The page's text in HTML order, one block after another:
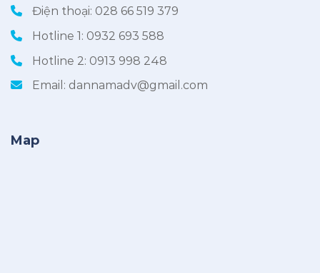
Điện thoại: 028 66 519 379
Hotline 1: 0932 693 588
Hotline 2: 0913 998 248
Email: dannamadv@gmail.com
Map